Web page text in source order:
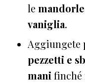
le mandorle
vaniglia.
pezzetti e
mani finché